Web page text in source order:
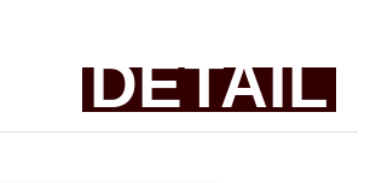
DETAIL